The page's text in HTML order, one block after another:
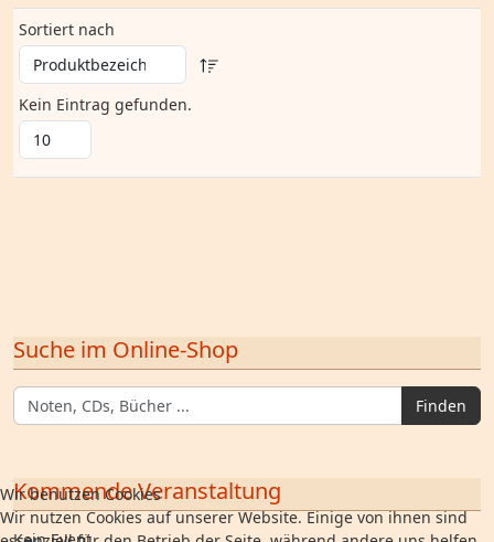
Sortiert nach
Kein Eintrag gefunden.
Suche im Online-Shop
Finden
Kommende Veranstaltung
Wir benutzen Cookies
Wir nutzen Cookies auf unserer Website. Einige von ihnen sind